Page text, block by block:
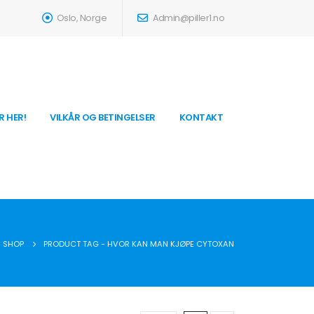
Oslo, Norge Admin@piller1.no
HER! VILKÅR OG BETINGELSER KONTAKT
SHOP PRODUCT TAG - HVOR KAN MAN KJØPE CYTOXAN